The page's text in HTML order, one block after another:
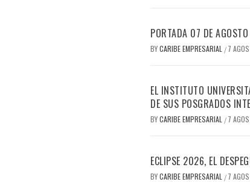
PORTADA 07 DE AGOSTO
BYCARIBE EMPRESARIAL / 7
EL INSTITUTO
DE SUS POSGRADOS
BYCARIBE EMPRESARIAL / 7
ECLIPSE 2026, EL
BYCARIBE EMPRESARIAL / 7